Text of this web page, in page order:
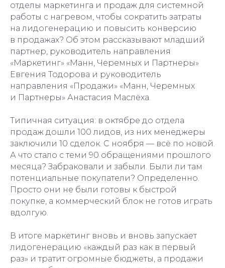
отделы маркетинга и продаж для системной
работы с нагревом, чтобы сократить затраты
на лидогенерацию и повысить конверсию
в продажах? Об этом рассказывают младший
партнер, руководитель направления
«Маркетинг» «Манн, Черемных и Партнеры»
Евгения Тодорова и руководитель
направления «Продажи» «Манн, Черемных
и Партнеры» Анастасия Маслёха.
Типичная ситуация: в октябре до отдела
продаж дошли 100 лидов, из них менеджеры
заключили 10 сделок. С ноября — всё по новой.
А что стало с теми 90 обращениями прошлого
месяца? Забраковали и забыли. Были ли там
потенциальные покупатели? Определенно.
Просто они не были готовы к быстрой
покупке, а коммерческий блок не готов играть
вдолгую.
В итоге маркетинг вновь и вновь запускает
лидогенерацию «каждый раз как в первый
раз» и тратит огромные бюджеты, а продажи